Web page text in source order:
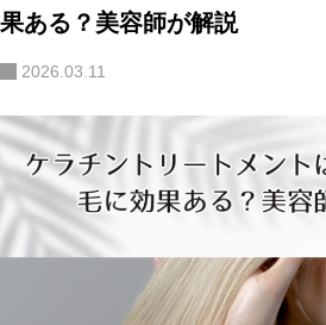
果ある？美容師が解説
2026.03.11